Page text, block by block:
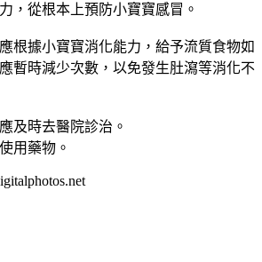
，從根本上預防小寶寶感冒。
根據小寶寶消化能力，給予流質食物如
暫時減少次數，以免發生肚瀉等消化不
及時去醫院診治。
用藥物。